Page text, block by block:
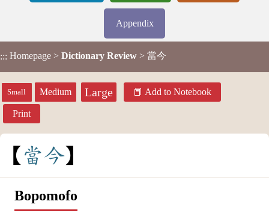
Appendix
::: Homepage > Dictionary Review > 當今
Small Medium Large Add to Notebook
Print
當今
Bopomofo